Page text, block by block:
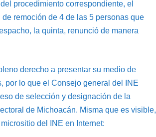
procedimiento correspondiente, el
remoción de 4 de las 5 personas que
la quinta, renunció de manera
derecho a presentar su medio de
por lo que el Consejo general del INE
de selección y designación de la
de Michoacán. Misma que es visible,
del INE en Internet: